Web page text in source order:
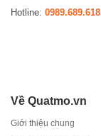
Hotline: 0989.689.618
Về Quatmo.vn
Giới thiệu chung